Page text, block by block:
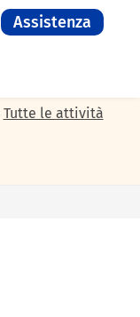
Assistenza
Tutte le attività